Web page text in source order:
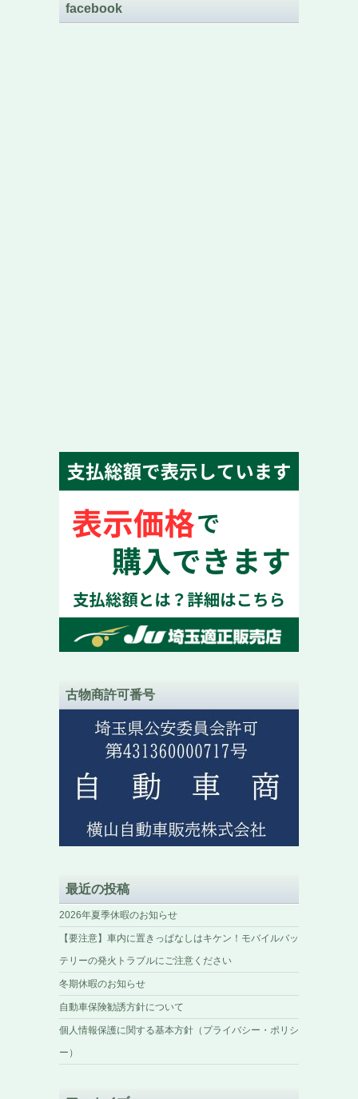
facebook
古物商許可番号
最近の投稿
2026年夏季休暇のお知らせ
【要注意】車内に置きっぱなしはキケン！モバイルバッ
テリーの発火トラブルにご注意ください
冬期休暇のお知らせ
自動車保険勧誘方針について
個人情報保護に関する基本方針（プライバシー・ポリシ
ー）